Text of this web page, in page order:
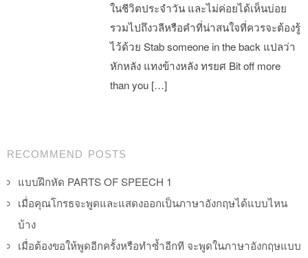
ในชีวิตประจำวัน และไม่ค่อยได้เห็นบ่อย
รวมไปถึงวลีหรือคำที่น่าสนใจที่ควรจะต้องรู้
ไว้ด้วย Stab someone in the back แปลว่า
หักหลัง แทงข้างหลัง ทรยศ Bit off more
than you […]
Post navigation
RECOMMEND POSTS
แบบฝึกหัด PARTS OF SPEECH 1
เมื่อคุณโกรธจะพูดและแสดงออกเป็นภาษาอังกฤษได้แบบไหน
บ้าง
เมื่อต้องขอให้พูดอีกครั้งหรือทำซ้ำอีกที จะพูดในภาษาอังกฤษแบบ